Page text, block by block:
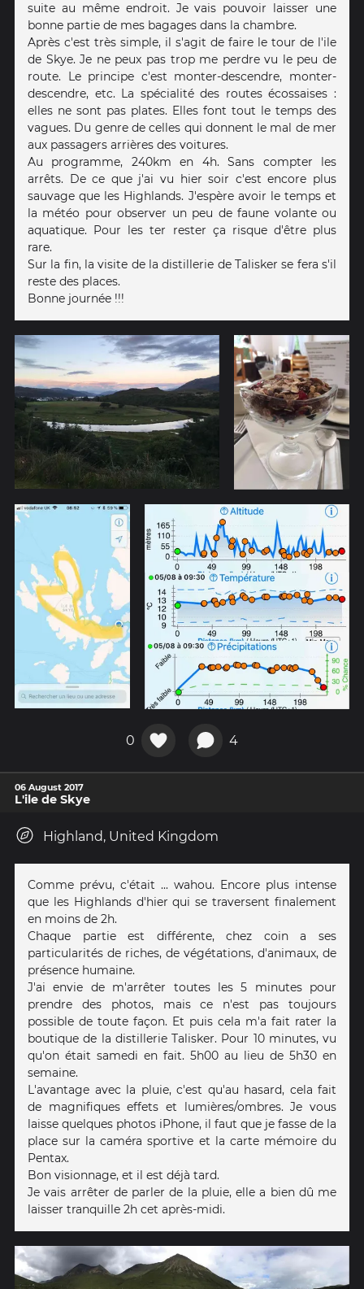
suite au même endroit. Je vais pouvoir laisser une
bonne partie de mes bagages dans la chambre.
Après c'est très simple, il s'agit de faire le tour de l'ile
de Skye. Je ne peux pas trop me perdre vu le peu de
route. Le principe c'est monter-descendre, monter-
descendre, etc. La spécialité des routes écossaises :
elles ne sont pas plates. Elles font tout le temps des
vagues. Du genre de celles qui donnent le mal de mer
aux passagers arrières des voitures.
Au programme, 240km en 4h. Sans compter les
arrêts. De ce que j'ai vu hier soir c'est encore plus
sauvage que les Highlands. J'espère avoir le temps et
la météo pour observer un peu de faune volante ou
aquatique. Pour les ter rester ça risque d'être plus
rare.
Sur la fin, la visite de la distillerie de Talisker se fera s'il
reste des places.
Bonne journée !!!
0 4
06 August 2017
L'ile de Skye
Highland, United Kingdom
Comme prévu, c'était ... wahou. Encore plus intense
que les Highlands d'hier qui se traversent finalement
en moins de 2h.
Chaque partie est différente, chez coin a ses
particularités de riches, de végétations, d'animaux, de
présence humaine.
J'ai envie de m'arrêter toutes les 5 minutes pour
prendre des photos, mais ce n'est pas toujours
possible de toute façon. Et puis cela m'a fait rater la
boutique de la distillerie Talisker. Pour 10 minutes, vu
qu'on était samedi en fait. 5h00 au lieu de 5h30 en
semaine.
L'avantage avec la pluie, c'est qu'au hasard, cela fait
de magnifiques effets et lumières/ombres. Je vous
laisse quelques photos iPhone, il faut que je fasse de la
place sur la caméra sportive et la carte mémoire du
Pentax.
Bon visionnage, et il est déjà tard.
Je vais arrêter de parler de la pluie, elle a bien dû me
laisser tranquille 2h cet après-midi.